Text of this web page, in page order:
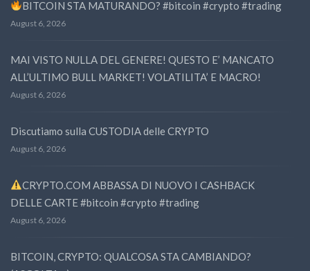
BITCOIN STA MATURANDO? #bitcoin #crypto #trading
August 6, 2026
MAI VISTO NULLA DEL GENERE! QUESTO E’ MANCATO
ALL’ULTIMO BULL MARKET! VOLATILITA’ E MACRO!
August 6, 2026
Discutiamo sulla CUSTODIA delle CRYPTO
August 6, 2026
CRYPTO.COM ABBASSA DI NUOVO I CASHBACK
DELLE CARTE #bitcoin #crypto #trading
August 6, 2026
BITCOIN, CRYPTO: QUALCOSA STA CAMBIANDO?